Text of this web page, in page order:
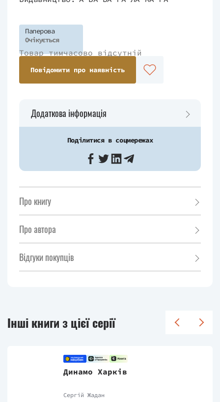
Паперова
Очікується
Товар тимчасово відсутній
Повідомити про наявність
Додаткова інформація
Поділитися в соцмережах
Про книгу
Про автора
Відгуки покупців
Інші книги з цієї серії
Динамо Харків
Сергій Жадан